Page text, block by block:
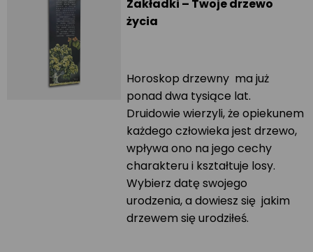
Zakładki – Twoje drzewo
życia
Horoskop drzewny ma już
ponad dwa tysiące lat.
Druidowie wierzyli, że opiekunem
każdego człowieka jest drzewo,
wpływa ono na jego cechy
charakteru i kształtuje losy.
Wybierz datę swojego
urodzenia, a dowiesz się jakim
drzewem się urodziłeś.